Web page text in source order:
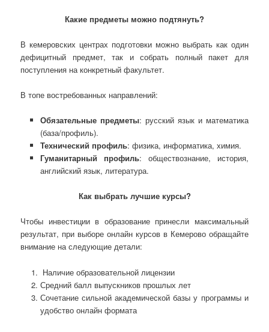
Какие предметы можно подтянуть?
В кемеровских центрах подготовки можно выбрать как один
дефицитный предмет, так и собрать полный пакет для
поступления на конкретный факультет.
В топе востребованных направлений:
Обязательные предметы: русский язык и математика
(база/профиль).
Технический профиль: физика, информатика, химия.
Гуманитарный профиль: обществознание, история,
английский язык, литература.
Как выбрать лучшие курсы?
Чтобы инвестиции в образование принесли максимальный
результат, при выборе онлайн курсов в Кемерово обращайте
внимание на следующие детали:
Наличие образовательной лицензии
Средний балл выпускников прошлых лет
Сочетание сильной академической базы у программы и
удобство онлайн формата